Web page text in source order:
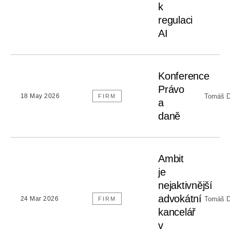
k
regulaci
AI
18 May 2026 FIRM
Konference
Právo
a
daně
Tomáš
24 Mar 2026 FIRM
Ambit
je
nejaktivnější
advokátní
kancelář
v
Tomáš